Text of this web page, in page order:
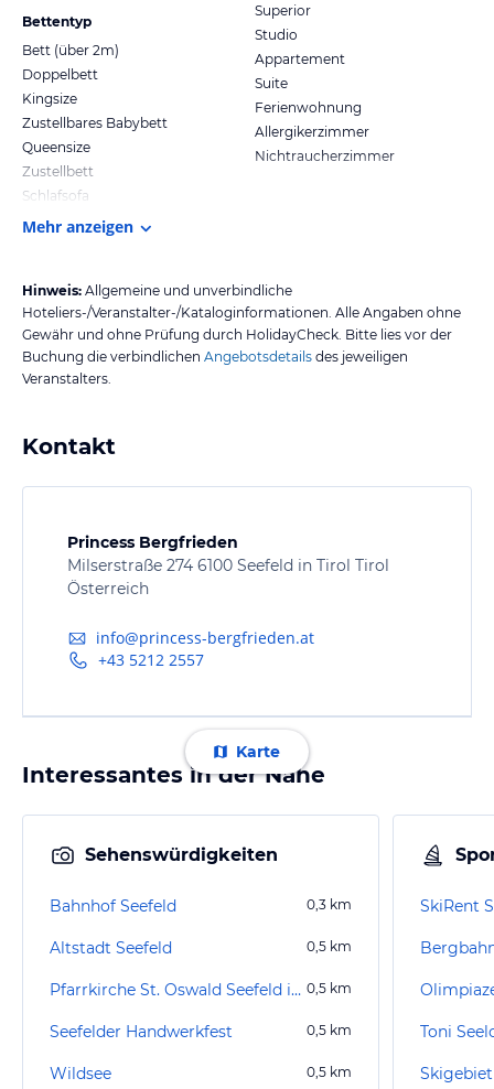
Bettentyp
Bett (über 2m)
Doppelbett
Kingsize
Zustellbares Babybett
Queensize
Zustellbett
Schlafsofa
Superior
Studio
Appartement
Suite
Ferienwohnung
Allergikerzimmer
Nichtraucherzimmer
Mehr anzeigen
Hinweis: Allgemeine und unverbindliche
Hoteliers-/Veranstalter-/Kataloginformationen. Alle Angaben ohne
Gewähr und ohne Prüfung durch HolidayCheck. Bitte lies vor der
Buchung die verbindlichen Angebotsdetails des jeweiligen
Veranstalters.
Kontakt
Princess Bergfrieden
Milserstraße 274 6100 Seefeld in Tirol Tirol
Österreich
info@princess-bergfrieden.at
+43 5212 2557
Karte
Interessantes in der Nähe
Sehenswürdigkeiten
Bahnhof Seefeld 0,3 km
Altstadt Seefeld 0,5 km
Pfarrkirche St. Oswald Seefeld in Tirol 0,5 km
Seefelder Handwerkfest 0,5 km
Wildsee 0,5 km
SkiRent
Toni